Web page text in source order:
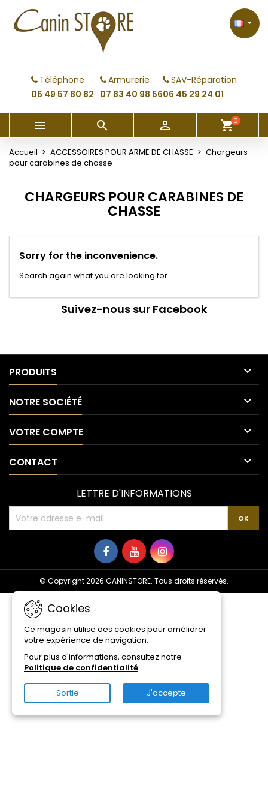
Téléphone
06 49 57 80 82
Armurerie
07 83 40 98 56
SAV-Réparation
06 45 29 24 01

   shopping_cart0
Accueil ACCESSOIRES POUR ARME DE CHASSE
Chargeurs
pour carabines de chasse
CHARGEURS POUR CARABINES DE
CHASSE
Sorry for the inconvenience.
Search again what you are looking for
Suivez-nous sur Facebook
PRODUITS 
NOTRE SOCIÉTÉ 
VOTRE COMPTE 
CONTACT 
My wishlists ×
Create new list
((modalTitle)) ×
((confirmMessage))
((cancelText)) ((modalDeleteText))
Créer une liste d'envies ×
Créer une liste d'envies
Connexion ×
Vous devez être connecté pour ajouter des produits
Cookies
Ce magasin utilise des cookies pour améliorer
votre expérience de navigation.
Pour plus d'informations, consultez notre
Politique de confidentialité.
Sortie J'accepte
LETTRE D'INFORMATIONS
© Copyright 2026 CANINSTORE. Tous droits réservés.